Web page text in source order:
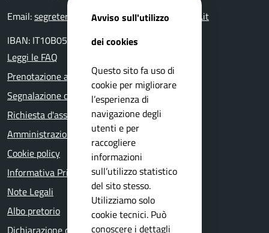
Email:segreteriaprotocollo@comune.paitone.bs.it
IBAN: IT10B0511648840000000001050
Leggi le FAQ
Prenotazione appuntamento
Segnalazione disservizio
Richiesta d'assistenza
Amministrazione trasparente
Cookie policy
Informativa Privacy
Note Legali
Albo pretorio
Dichiarazione di accessibilità
Avviso sull'utilizzo
dei cookies
Questo sito fa uso di
cookie per migliorare
l’esperienza di
navigazione degli
utenti e per
raccogliere
informazioni
sull’utilizzo statistico
del sito stesso.
Utilizziamo solo
cookie tecnici. Può
conoscere i dettagli